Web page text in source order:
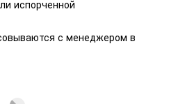
испорченной
с менеджером в